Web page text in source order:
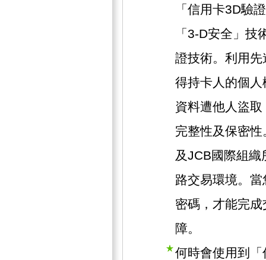
「信用卡3D驗
「3-D安全」
證技術。利用
得持卡人的個
資料遭他人盜
完整性及保密
及JCB國際組
路交易環境。
密碼，才能完
障。
何時會使用到